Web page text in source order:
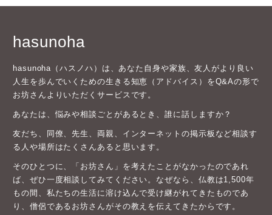
hasunoha（ハスノハ）は、あなた自身や家族、友人がより良い
お坊さんよりいただくサービスです。
あなたは、悩みや相談ごとがあるとき、誰に話しますか？
友だち、同僚、先生、両親、インターネットの掲示板など相談す
そのひとつに、「お坊さん」を考えたことがなかったのであれ
もの間、私たちの生活に溶け込んで受け継がれてきたものであ
り、僧侶であるお坊さんがその教えを伝えてきたからです。
心や体の悩み、恋愛や子育てについて、お金や出世とは、助け合